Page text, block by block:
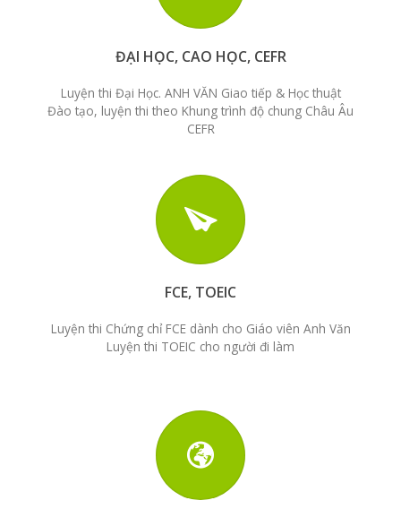
ĐẠI HỌC, CAO HỌC, CEFR
Luyện thi Đại Học. ANH VĂN Giao tiếp & Học thuật
Đào tạo, luyện thi theo Khung trình độ chung Châu Âu
CEFR
FCE, TOEIC
Luyện thi Chứng chỉ FCE dành cho Giáo viên Anh Văn
Luyện thi TOEIC cho người đi làm